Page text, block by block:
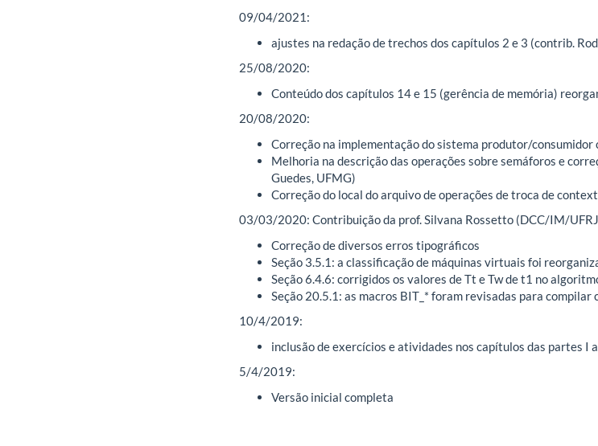
09/04/2021:
ajustes na redação de trechos dos capítulos 2 e 3 (contrib.
25/08/2020:
Conteúdo dos capítulos 14 e 15 (gerência de memória)
20/08/2020:
Correção na implementação do sistema produtor/consumidor
Melhoria na descrição das operações sobre semáforos e
Guedes, UFMG)
Correção do local do arquivo de operações de troca de
03/03/2020: Contribuição da prof. Silvana Rossetto (DCC/IM/
Correção de diversos erros tipográficos
Seção 3.5.1: a classificação de máquinas virtuais foi
Seção 6.4.6: corrigidos os valores de Tt e Tw de t1 no
Seção 20.5.1: as macros BIT_* foram revisadas para
10/4/2019:
inclusão de exercícios e atividades nos capítulos das partes I
5/4/2019:
Versão inicial completa